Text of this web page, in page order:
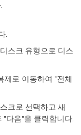
.
스크 유형으로 디스
제로 이동하여 "전체
크로 선택하고 새
"다음"을 클릭합니다.